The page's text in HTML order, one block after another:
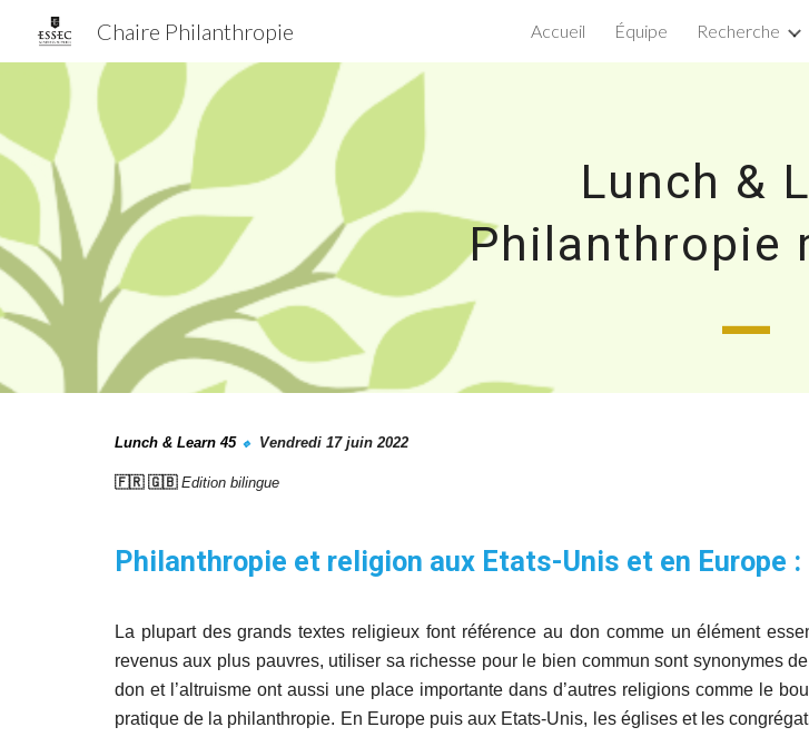
Skip to main content
Chaire Philanthropie Accueil Équipe Recherche
Lunch &
Philanthropie
_
Lunch & Learn 45 🔹 Vendredi 17 juin2022
🇫🇷 🇬🇧 Edition bilingue
Philanthropie et religion aux Etats-Unis et en Europe
La plupart des grands textes religieux font référence au don comme un élément
revenus aux plus pauvres, utiliser sa richesse pour le bien commun sont synonymes
don et l’altruisme ont aussi une place importante dans d’autres religions comme le
pratique de la philanthropie. En Europe puis aux Etats-Unis, les églises et les